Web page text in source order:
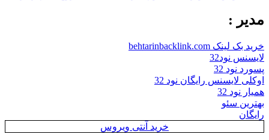
مدیر :
خرید بک لینک behtarinbacklink.com
لایسنس نود32
پسورد نود 32
اوکلی لایسنس رایگان نود 32
همیار نود 32
بهترین سئو
رایگان
خرید آنتی ویروس